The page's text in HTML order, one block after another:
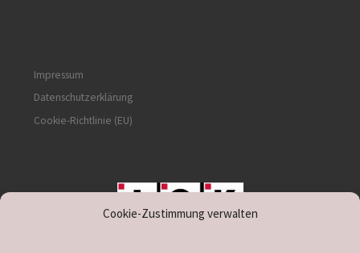
Cookie-Zustimmung verwalten
Impressum
Datenschutzerklärung
Cookie-Richtlinie (EU)